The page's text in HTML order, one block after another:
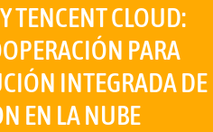
TENCENT CLOUD:
PARA
INTEGRADA DE
EN LA NUBE